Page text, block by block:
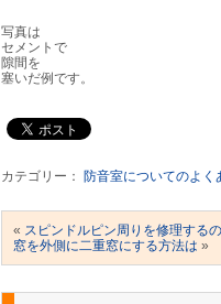
写真は
セメントで
隙間を
塞いだ例です。
カテゴリー： 防音室についてのよく
« スピンドルピン周りを修理する
窓を外側に二重窓にする方法は »